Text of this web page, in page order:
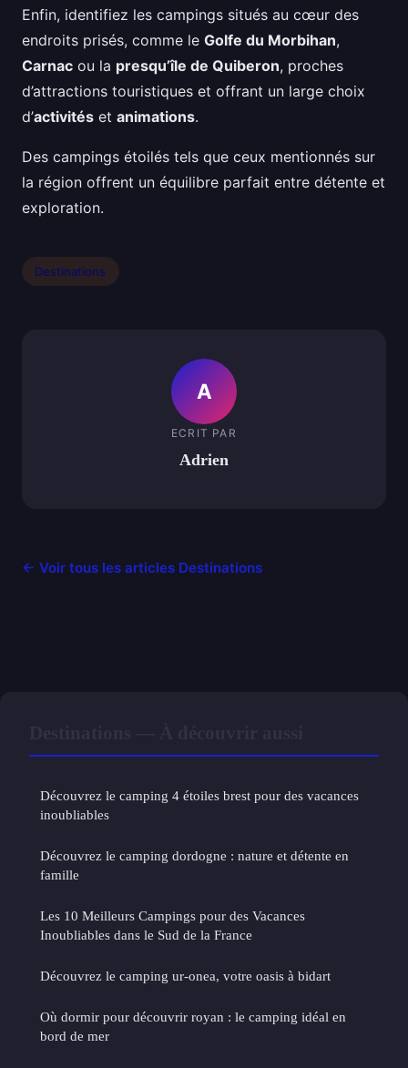
Enfin, identifiez les campings situés au cœur des
endroits prisés, comme le Golfe du Morbihan,
Carnac ou la presqu’île de Quiberon, proches
d’attractions touristiques et offrant un large choix
d’activités et animations.
Des campings étoilés tels que ceux mentionnés sur
la région offrent un équilibre parfait entre détente et
exploration.
Destinations
A
ECRIT PAR
Adrien
← Voir tous les articles Destinations
Découvrez le camping 4 étoiles brest pour des vacances
inoubliables
Découvrez le camping dordogne : nature et détente en
famille
Les 10 Meilleurs Campings pour des Vacances
Inoubliables dans le Sud de la France
Découvrez le camping ur-onea, votre oasis à bidart
Où dormir pour découvrir royan : le camping idéal en
bord de mer